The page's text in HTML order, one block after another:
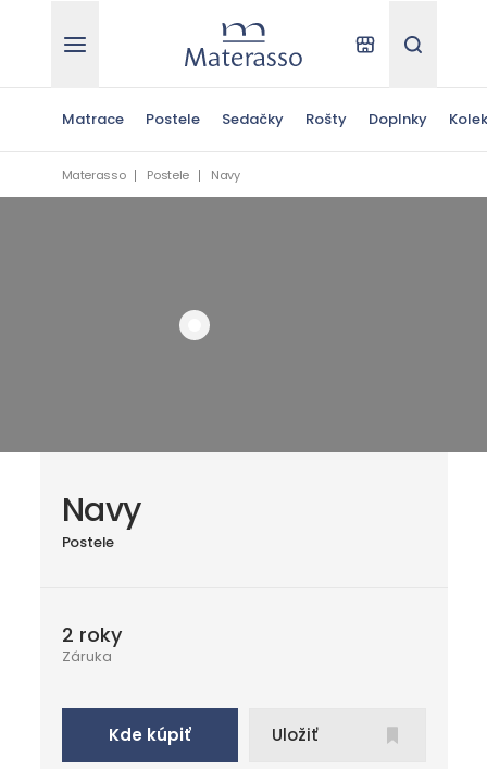
Materasso Kde kúpiťHľadať
Matrace Postele Sedačky Rošty Doplnky
Materasso Postele Navy
Navy
Postele
Záruka
2 roky
Kde kúpiť Uložiť